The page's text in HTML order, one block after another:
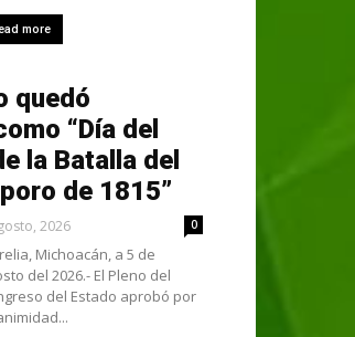
more
quedó
“Día del
la Batalla del
de 1815”
2026 0
Michoacán, a 5 de
del 2026.- El Pleno del
del Estado aprobó por